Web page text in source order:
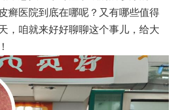
癣医院到底在哪呢？又有哪些值得
，咱就来好好聊聊这个事儿，给大